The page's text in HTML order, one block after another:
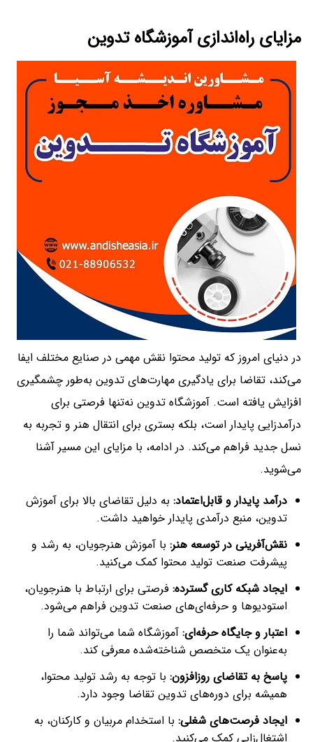
مزایای راه‌اندازی آموزشگاه تدوین
در دنیای امروز که تولید محتوا نقش مهمی در صنایع مختلف ایفا
می‌کند، تقاضا برای یادگیری مهارت‌های تدوین به‌طور چشمگیری
افزایش یافته است. آموزشگاه تدوین نه‌تنها فرصتی برای
درآمدزایی پایدار است، بلکه بستری برای انتقال هنر و تجربه به
نسل جدید فراهم می‌کند. در ادامه، با مزایای این مسیر آشنا
می‌شوید.
درآمد پایدار و قابل‌اعتماد: به دلیل تقاضای بالا برای آموزش
تدوین، منبع درآمدی پایدار خواهید داشت.
نقش‌آفرینی در توسعه هنر: با آموزش هنرجویان، به رشد و
پیشرفت صنعت تولید محتوا کمک می‌کنید.
ایجاد شبکه کاری گسترده: فرصتی برای ارتباط با هنرجویان،
استودیوها و حرفه‌ای‌های صنعت تدوین فراهم می‌شود.
اعتبار و جایگاه حرفه‌ای: آموزشگاه شما می‌تواند شما را
به‌عنوان یک متخصص شناخته‌شده معرفی کند.
پاسخ به تقاضای روزافزون: با توجه به رشد تولید محتوا،
همیشه برای دوره‌های تدوین تقاضا وجود دارد.
ایجاد فرصت‌های شغلی: با استخدام مربیان و کارکنان، به
اشتغال‌زایی کمک می‌کنید.